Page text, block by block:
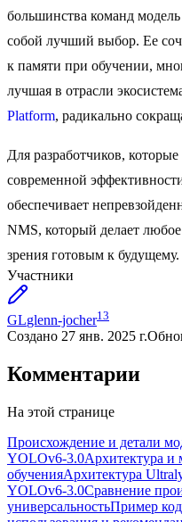
большинства команд модель
собой лучший выбор. Ее
к памяти при обучении,
лучшая в отрасли
Platform, радикально
Для разработчиков,
современной
обеспечивает
NMS, который делает
зрения готовым к будущему.
Участники
GLglenn-jocher13
Создано 27 янв. 2025 г.
Комментарии
На этой странице
Происхождение и детали
YOLOv6-3.0Архитектура и
обученияАрхитектура
YOLOv6-3.0Сравнение
универсальностьПример